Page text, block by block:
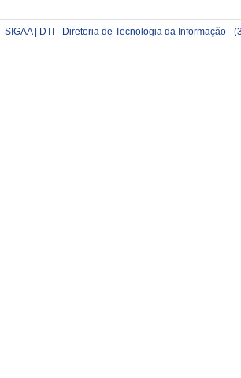
SIGAA | DTI - Diretoria de Tecnologia da Informação